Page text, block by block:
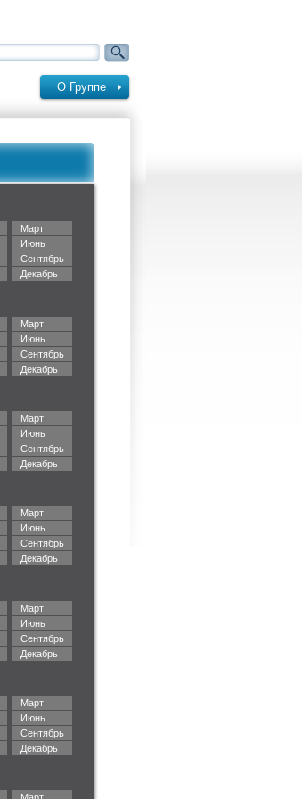
О Группе
Март
Июнь
Сентябрь
Декабрь
Март
Июнь
Сентябрь
Декабрь
Март
Июнь
Сентябрь
Декабрь
Март
Июнь
Сентябрь
Декабрь
Март
Июнь
Сентябрь
Декабрь
Март
Июнь
Сентябрь
Декабрь